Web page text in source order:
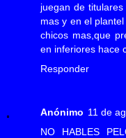
juegan de
mas y en el
chicos mas,que
en inferiores hace
Responder
Anónimo 11 de
NO HABLES